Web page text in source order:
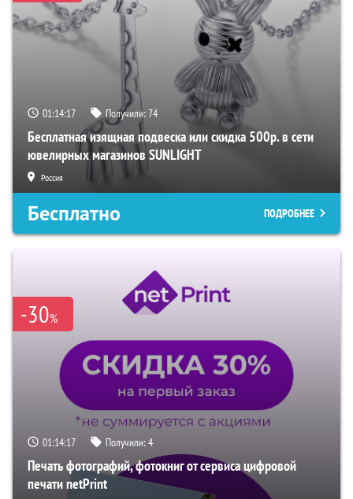
01:14:16 Получили:74
Бесплатная изящная подвеска или скидка 500р. в сети
ювелирных магазинов SUNLIGHT
Россия
Бесплатно ПОДРОБНЕЕ
-30%
01:14:16 Получили:4
Печать фотографий, фотокниг от сервиса цифровой
печати netPrint